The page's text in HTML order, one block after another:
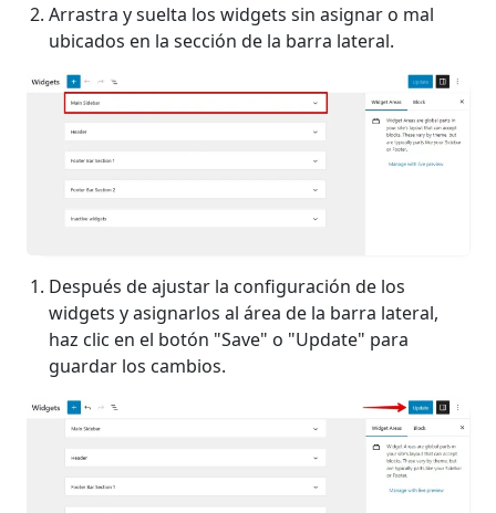
Arrastra y suelta los widgets sin asignar o mal
ubicados en la sección de la barra lateral.
Después de ajustar la configuración de los
widgets y asignarlos al área de la barra lateral,
haz clic en el botón "Save" o "Update" para
guardar los cambios.